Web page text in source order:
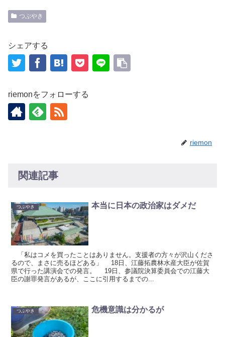
つぶやき
シェアする
riemonをフォローする
riemon
関連記事
つぶやき 本当に日本の政治家はダメだ
「私はコメを買ったことはありません。支援者の方々が沢山くださ
るので、まさに売るほどある」 18日、江藤拓農林水産大臣が佐賀
県で行った講演会での発言。 19日、参議院決算委員会での江藤大
臣の謝罪発言があるが、ここに引用するまでの...
つぶやき 危機意識は分かるが